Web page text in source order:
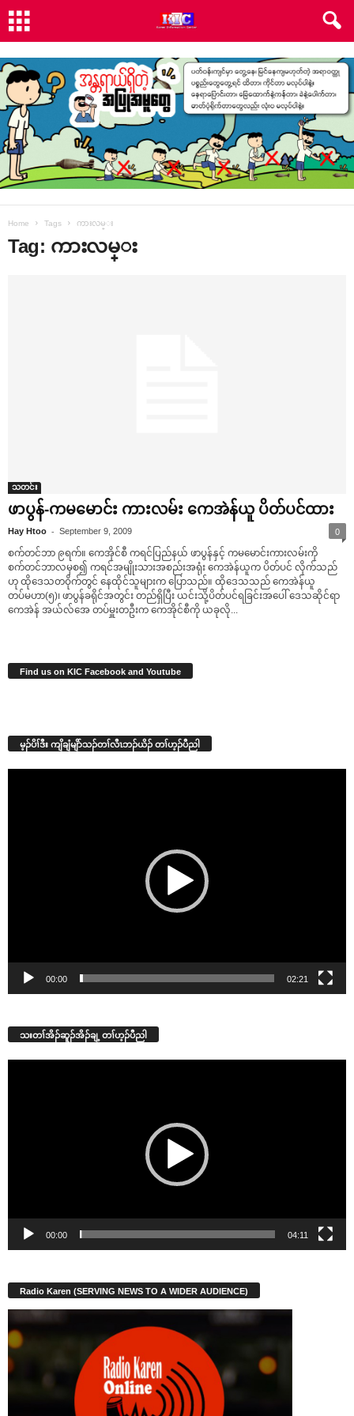
Home Tags ကားလမ္း
Tag: ကားလမ္း
သတင်း
ဖာပွန်-ကမ‌မောင်း ကားလမ်း ‌ကေအဲန်ယူ ပိတ်ပင်ထား
Hay Htoo - September 9, 2009 0
စက်တင်ဘာ ၉ရက်။ ‌ကေအိုင်စီ ကရင်ပြည်နယ် ဖာပွန်နှင့် ကမ‌မောင်းကားလမ်းကို
စက်တင်ဘာလမှစ၍ ကရင်အမျိုးသားအစည်းအရုံး ‌ကေအဲန်ယူက ပိတ်ပင် လိုက်သည်
ဟု ထို‌ဒေသတဝိုက်တွင် ‌နေထိုင်သူများက ‌ပြောသည်။ ထို‌ဒေသသည် ‌ကေအဲန်ယူ
တပ်မဟာ(၅)၊ ဖာပွန်ခရိုင်အတွင်း တည်ရှိပြီး ယင်းသို့ပိတ်ပင်ရခြင်းအ‌ပေါ် ‌ဒေသဆိုင်ရာ
‌ကေအဲန် အယ်လ်‌အေ တပ်မှူးတဦးက ‌ကေအိုင်စီကို ယခုလို...
Find us on KIC Facebook and Youtube
မ့ၣ်ပိၢ်ဒီး ကျိချံမျိာ်သၣ်တၢ်လီၤဘၣ်ယိၣ် တၢ်ဟ့ၣ်ပီညါ
00:00 02:21
သးတၢ်အိၣ်ဆူၣ်အိၣ်ချ့ တၢ်ဟ့ၣ်ပီညါ
00:00 04:11
Radio Karen (SERVING NEWS TO A WIDER AUDIENCE)